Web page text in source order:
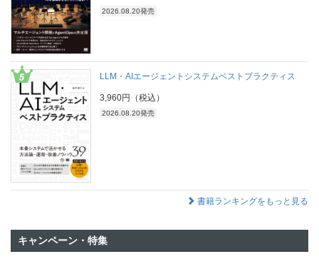
2026.08.20発売
LLM・AIエージェントシステムベストプラクティス
3,960円（税込）
2026.08.20発売
書籍ランキングをもっと見る
キャンペーン・特集